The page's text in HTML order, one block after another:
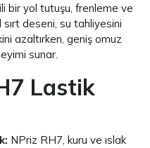
bir yol tutuşu, frenleme ve
deseni, su tahliyesini
azaltırken, geniş omuz
sunar.
Lastik
NPriz RH7, kuru ve ıslak